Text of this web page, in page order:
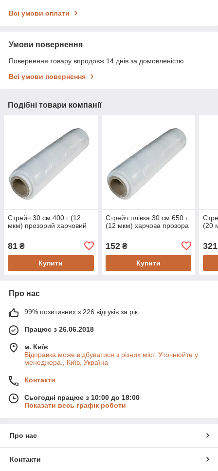
Всі умови оплати
Умови повернення
Повернення товару впродовж 14 днів за домовленістю
Всі умови повернення
Подібні товари компанії
Стрейч 30 см 400 г (12
мкм) прозорий харчовий
81 ₴
Купити
Стрейч плівка 30 см 650 г
(12 мкм) харчова прозора
152₴
Купити
(20
321
Про нас
99% позитивних з 226 відгуків за рік
Працює з 26.06.2018
м. Київ
Відправка може відбуватися з різних міст. Уточнюйте у
менеджера., Київ, Україна
Контакти
Сьогодні працює з 10:00 до 18:00
Показати весь графік роботи
Про нас
Контакти